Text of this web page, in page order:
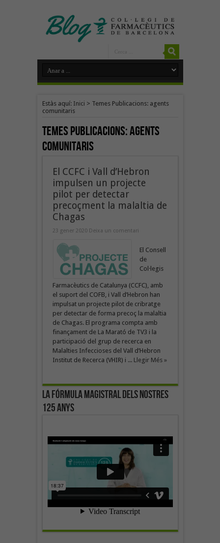
Estàs aquí: Inici > Temes Publicacions: agents
comunitaris
Temes Publicacions:agents
comunitaris
El CCFC i Vall d’Hebron
impulsen un projecte
pilot per detectar
precoçment la malaltia de
Chagas
23 gener 2020 Deixa un comentari
El Consell
de
Col·legis
Farmacèutics de Catalunya (CCFC), amb
el suport del COFB, i Vall d’Hebron han
impulsat un projecte pilot de cribratge
per detectar de forma precoç la malaltia
de Chagas. El programa compta amb
finançament de La Marató de TV3 i la
participació del grup de recerca en
Malalties Infeccioses del Vall d’Hebron
Institut de Recerca (VHIR) i ... Llegir Més »
La fórmula magistral dels nostres
125 anys